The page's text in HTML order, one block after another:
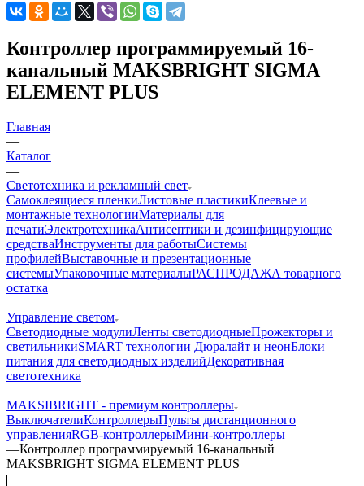
WhatsApp
Контроллер программируемый 16-
ELEMENT PLUS
Главная
—
Каталог
—
Светотехника и рекламный свет
Самоклеящиеся пленкиЛистовые пластики
монтажные технологии Материалы для
печатиЭлектротехникаАнтисептики и дезинфицирующие
средства
профилей
системыУпаковочные материалы
остатка
—
Управление светом
Светодиодные модули
светильники
питания для светодиодных изделийДекоративная
светотехника
—
MAKSIBRIGHT - премиум контроллеры
ВыключателиКонтроллерыПульты дистанционного
управленияRGB-контроллерыМини-контроллеры